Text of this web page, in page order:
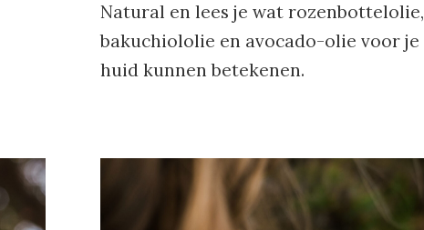
Natural en lees je wat rozenbottelolie,
bakuchiololie en avocado-olie voor je
huid kunnen betekenen.